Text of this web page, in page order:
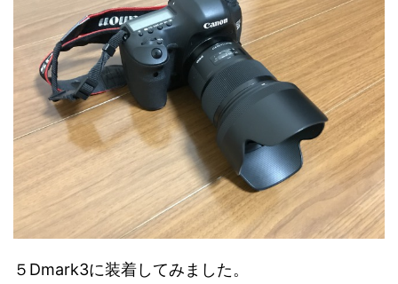
５Dmark3に装着してみました。